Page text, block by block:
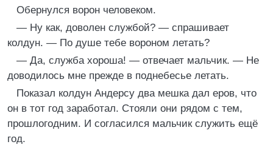
Обернулся ворон человеком.
— Ну как, доволен службой? — спрашивает
колдун. — По душе тебе вороном летать?
— Да, служба хороша! — отвечает мальчик. — Не
доводилось мне прежде в поднебесье летать.
Показал колдун Андерсу два мешка дал еров, что
он в тот год заработал. Стояли они рядом с тем,
прошлогодним. И согласился мальчик служить ещё
год.